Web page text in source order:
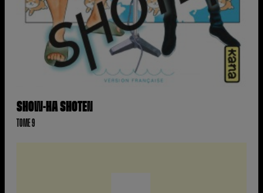
SHOW-HA SHOTEN
TOME 9